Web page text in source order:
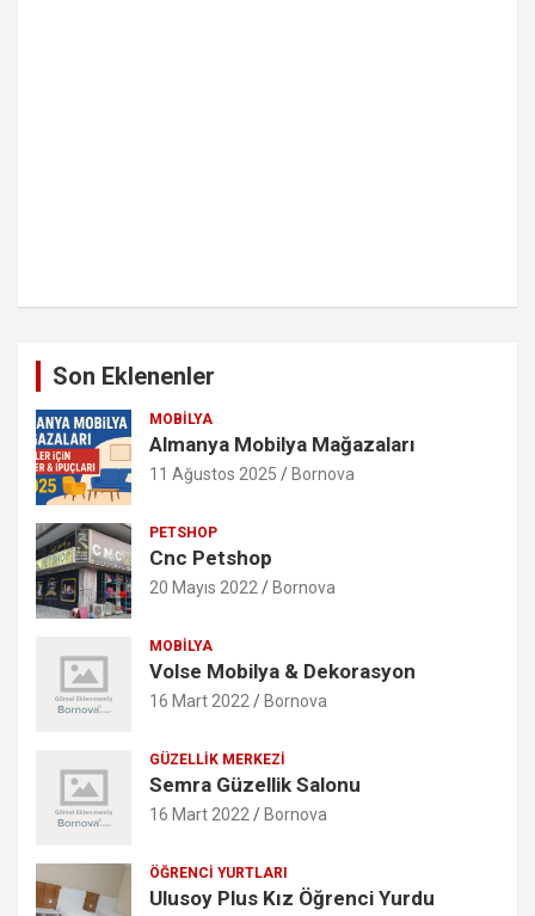
Son Eklenenler
MOBILYA
Almanya Mobilya Mağazaları
11 Ağustos 2025 Bornova
PETSHOP
Cnc Petshop
20 Mayıs 2022 Bornova
MOBILYA
Volse Mobilya & Dekorasyon
16 Mart 2022 Bornova
GÜZELLIK MERKEZI
Semra Güzellik Salonu
16 Mart 2022 Bornova
ÖĞRENCI YURTLARI
Ulusoy Plus Kız Öğrenci Yurdu